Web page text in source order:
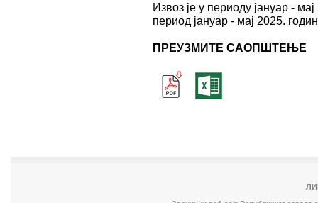
Извоз је у периоду јануар -
период јануар - мај 2025.
ПРЕУЗМИТЕ САОПШТЕЊЕ